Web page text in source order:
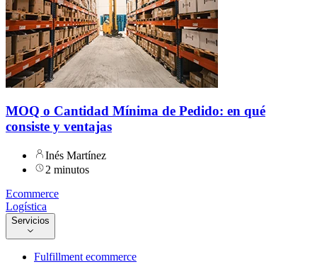
MOQ o Cantidad Mínima de Pedido: en qué
consiste y ventajas
Inés Martínez
2 minutos
Ecommerce
Logística
Servicios
Fulfillment ecommerce